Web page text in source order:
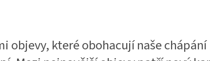
objevy, které obohacují naše chápání